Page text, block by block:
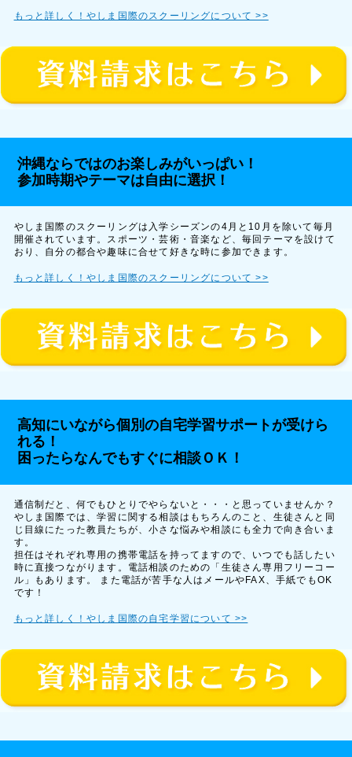
もっと詳しく！やしま国際のスクーリングについて >>
沖縄ならではのお楽しみがいっぱい！
参加時期やテーマは自由に選択！
やしま国際のスクーリングは入学シーズンの4月と10月を除いて毎月
開催されています。スポーツ・芸術・音楽など、毎回テーマを設けて
おり、自分の都合や趣味に合せて好きな時に参加できます。
もっと詳しく！やしま国際のスクーリングについて >>
高知にいながら個別の自宅学習サポートが受けら
れる！
困ったらなんでもすぐに相談ＯＫ！
通信制だと、何でもひとりでやらないと・・・と思っていませんか？
やしま国際では、学習に関する相談はもちろんのこと、生徒さんと同
じ目線にたった教員たちが、小さな悩みや相談にも全力で向き合いま
す。
担任はそれぞれ専用の携帯電話を持ってますので、いつでも話したい
時に直接つながります。電話相談のための「生徒さん専用フリーコー
ル」もあります。 また電話が苦手な人はメールやFAX、手紙でもOK
です！
もっと詳しく！やしま国際の自宅学習について >>